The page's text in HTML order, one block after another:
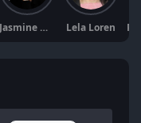
Jasmine Mathews Lela Loren